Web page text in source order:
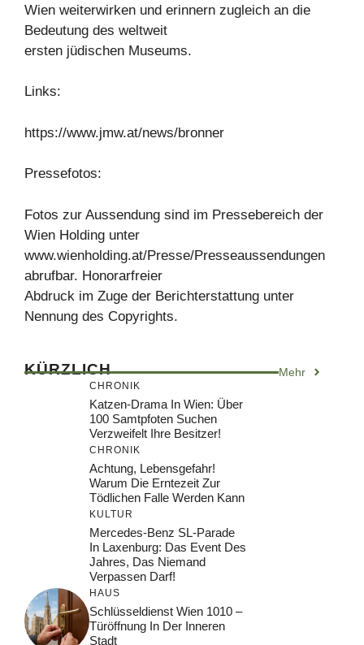
Wien weiterwirken und erinnern zugleich an die
Bedeutung des weltweit
ersten jüdischen Museums.
Links:
https://www.jmw.at/news/bronner
Pressefotos:
Fotos zur Aussendung sind im Pressebereich der
Wien Holding unter
www.wienholding.at/Presse/Presseaussendungen
abrufbar. Honorarfreier
Abdruck im Zuge der Berichterstattung unter
Nennung des Copyrights.
KÜRZLICH Mehr
CHRONIK
Katzen-Drama In Wien: Über
100 Samtpfoten Suchen
Verzweifelt Ihre Besitzer!
CHRONIK
Achtung, Lebensgefahr!
Warum Die Erntezeit Zur
Tödlichen Falle Werden Kann
KULTUR
Mercedes-Benz SL-Parade
In Laxenburg: Das Event Des
Jahres, Das Niemand
Verpassen Darf!
HAUS
Schlüsseldienst Wien 1010 –
Türöffnung In Der Inneren
Stadt